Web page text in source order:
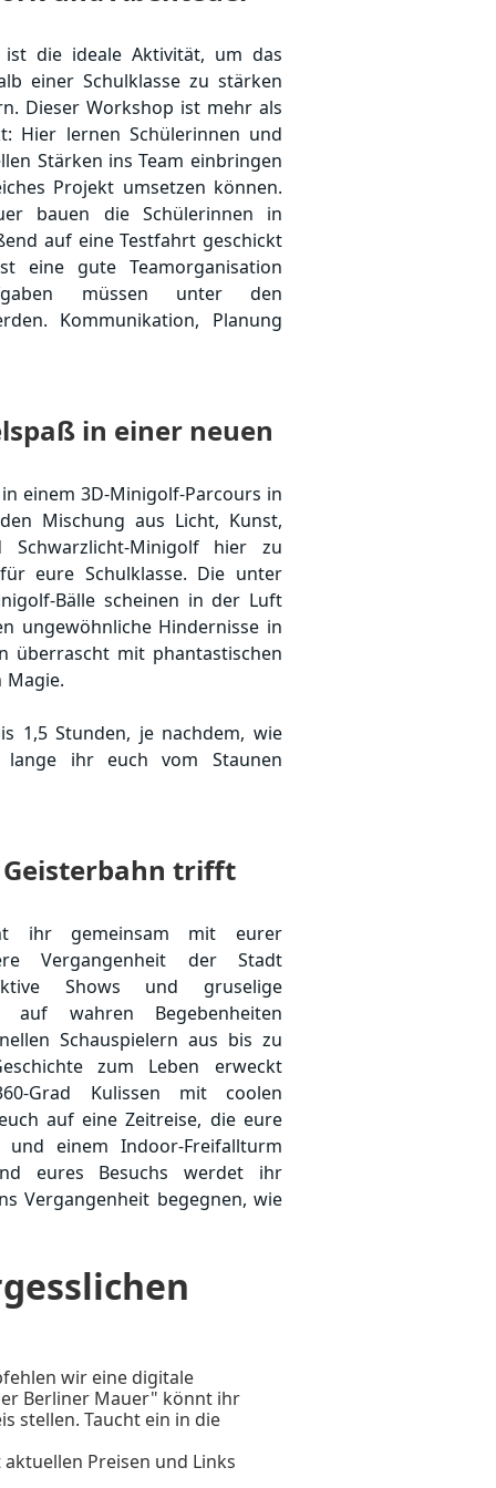
ist die ideale Aktivität, um das
einer Schulklasse zu stärken
Dieser Workshop ist mehr als
Hier lernen Schülerinnen und
Stärken ins Team einbringen
Projekt umsetzen können.
bauen die Schülerinnen in
auf eine Testfahrt geschickt
eine gute Teamorganisation
müssen unter den
Kommunikation, Planung
umzusetzen, sind
handwerkliches Geschick
bietet der Floßbau-
für Reflexion und
begleitet die
zu gewährleisten, und eine
Teilnehmern, das Erlebte zu
zu bewerten. Durch
entstehen bleibende
ein gestärktes
kann. Dieser Workshop ist
jede Klassenfahrt in Berlin.
in einer neuen
einem 3D-Minigolf-Parcours in
Mischung aus Licht, Kunst,
Minigolf hier zu
eure Schulklasse. Die unter
Bälle scheinen in der Luft
ungewöhnliche Hindernisse in
überrascht mit phantastischen
Magie.
1,5 Stunden, je nachdem, wie
ihr euch vom Staunen
3D-Brillen sorgen dafür, dass
lehrreiche Erlebnis im
sorgt für unvergesslichen
trifft
ihr gemeinsam mit eurer
Vergangenheit der Stadt
Shows und gruselige
auf wahren Begebenheiten
Schauspielern aus bis zu
zum Leben erweckt
Grad Kulissen mit coolen
auf eine Zeitreise, die eure
einem Indoor-Freifallturm
eures Besuchs werdet ihr
Vergangenheit begegnen, wie
Carl Großmann oder der
euren Weg durch das Berlin
das konkrete Einblicke in die
bietet!
wir eine digitale
Berliner Mauer" könnt ihr
stellen. Taucht ein in die
aktuellen Preisen und Links